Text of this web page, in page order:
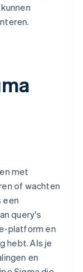
met
of wachten
een
query's
platform en
hebt. Als je
en